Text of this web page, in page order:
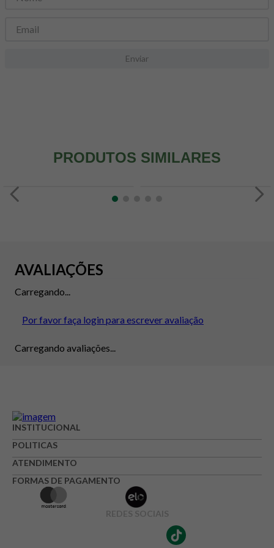
Enviar
PRODUTOS SIMILARES
AVALIAÇÕES
Carregando...
Por favor faça login para escrever avaliação
Carregando avaliações...
INSTITUCIONAL
POLITICAS
ATENDIMENTO
FORMAS DE PAGAMENTO
REDES SOCIAIS
8º snack proteico mundo verde
9 psyllium